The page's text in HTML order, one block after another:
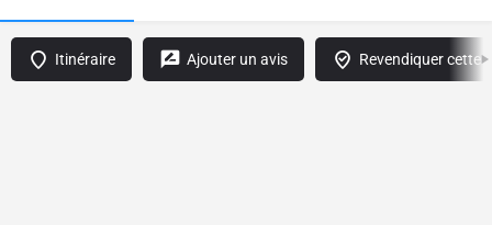
Itinéraire Ajouter un avis Revendiquer cette